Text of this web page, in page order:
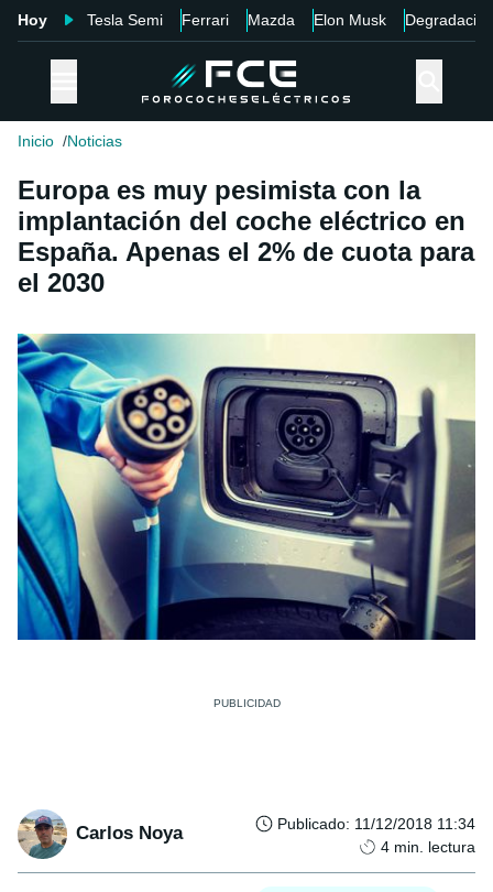
Hoy Tesla Semi Ferrari Mazda Elon Musk Degradación
Inicio Noticias
Europa es muy pesimista con la
implantación del coche eléctrico en
España. Apenas el 2% de cuota para
el 2030
Carlos Noya Publicado: 11/12/2018 11:34
4 min. lectura